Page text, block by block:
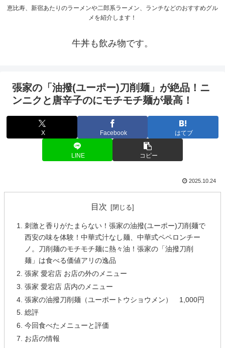
恵比寿、新宿あたりのラーメンや二郎系ラーメン、ランチなどのおすすめグル
メを紹介します！
牛丼も飲み物です。
張家の「油撥(ユーポー)刀削麺」が絶品！ニ
ンニクと唐辛子のにモチモチ麺が最高！
X Facebook はてブ
LINE コピー
2025.10.24
目次
刺激と香りがたまらない！張家の油撥(ユーポー)刀削麺で
西安の味を体験！中華式汁なし麺、中華式ペペロンチー
ノ。刀削麺のモチモチ麺に熱々油！張家の「油撥刀削
麺」は食べる価値アリの逸品
張家 愛宕店 お店の外のメニュー
張家 愛宕店 店内のメニュー
張家の油撥刀削麺（ユーポートウショウメン） 1,000円
総評
今回食べたメニューと評価
お店の情報